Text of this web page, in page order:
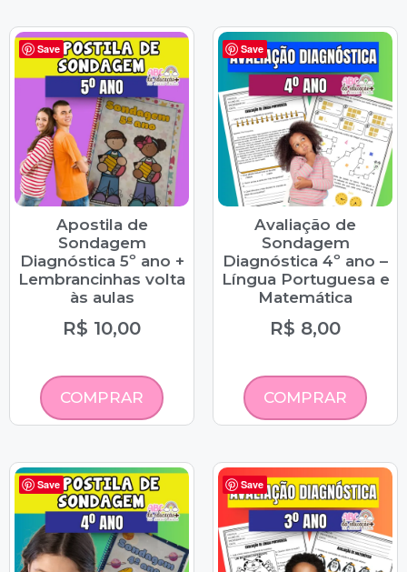
Save
Apostila de
Sondagem
Diagnóstica 5º ano +
Lembrancinhas volta
às aulas
R$ 10,00
COMPRAR
Save
Avaliação de
Sondagem
Diagnóstica 4º ano –
Língua Portuguesa e
Matemática
R$ 8,00
COMPRAR
Save Save